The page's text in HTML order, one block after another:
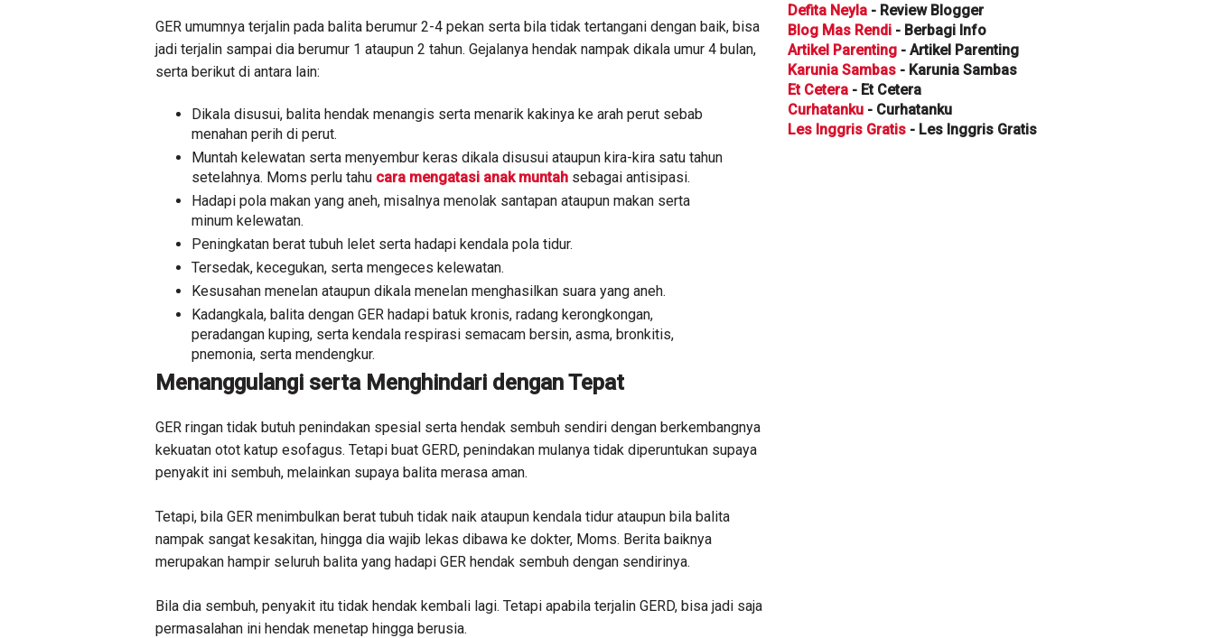
GER umumnya terjalin pada balita berumur 2-4 pekan serta bila tidak tertangani dengan baik, bisa
jadi terjalin sampai dia berumur 1 ataupun 2 tahun. Gejalanya hendak nampak dikala umur 4 bulan,
serta berikut di antara lain:
Dikala disusui, balita hendak menangis serta menarik kakinya ke arah perut sebab
menahan perih di perut.
Muntah kelewatan serta menyembur keras dikala disusui ataupun kira-kira satu tahun
setelahnya. Moms perlu tahu cara mengatasi anak muntah sebagai antisipasi.
Hadapi pola makan yang aneh, misalnya menolak santapan ataupun makan serta
minum kelewatan.
Peningkatan berat tubuh lelet serta hadapi kendala pola tidur.
Tersedak, kecegukan, serta mengeces kelewatan.
Kesusahan menelan ataupun dikala menelan menghasilkan suara yang aneh.
Kadangkala, balita dengan GER hadapi batuk kronis, radang kerongkongan,
peradangan kuping, serta kendala respirasi semacam bersin, asma, bronkitis,
pnemonia, serta mendengkur.
Menanggulangi serta Menghindari dengan Tepat
GER ringan tidak butuh penindakan spesial serta hendak sembuh sendiri dengan berkembangnya
kekuatan otot katup esofagus. Tetapi buat GERD, penindakan mulanya tidak diperuntukan supaya
penyakit ini sembuh, melainkan supaya balita merasa aman.
Tetapi, bila GER menimbulkan berat tubuh tidak naik ataupun kendala tidur ataupun bila balita
nampak sangat kesakitan, hingga dia wajib lekas dibawa ke dokter, Moms. Berita baiknya
merupakan hampir seluruh balita yang hadapi GER hendak sembuh dengan sendirinya.
Bila dia sembuh, penyakit itu tidak hendak kembali lagi. Tetapi apabila terjalin GERD, bisa jadi saja
permasalahan ini hendak menetap hingga berusia.
Defita Neyla - Review Blogger
Blog Mas Rendi - Berbagi Info
Artikel Parenting - Artikel Parenting
Karunia Sambas - Karunia Sambas
Et Cetera - Et Cetera
Curhatanku - Curhatanku
Les Inggris Gratis - Les Inggris Gratis